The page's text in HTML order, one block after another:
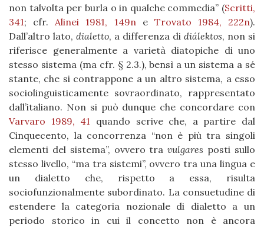
non talvolta per burla o in qualche commedia” (Scritti,
341; cfr.Alinei 1981, 149ne Trovato 1984, 222n).
Dall’altro lato, dialetto, a differenza di diálektos, non si
riferisce generalmente a varietà diatopiche di uno
stesso sistema (ma cfr. § 2.3.), bensì a un sistema a sé
stante, che si contrappone a un altro sistema, a esso
sociolinguisticamente sovraordinato, rappresentato
dall’italiano. Non si può dunque che concordare con
Varvaro 1989, 41 quando scrive che, a partire dal
Cinquecento, la concorrenza “non è più tra singoli
elementi del sistema”, ovvero travulgares posti sullo
stesso livello, “ma tra sistemi”, ovvero tra una lingua e
un dialetto che, rispetto a essa, risulta
sociofunzionalmente subordinato. La consuetudine di
estendere la categoria nozionale di dialetto a un
periodo storico in cui il concetto non è ancora